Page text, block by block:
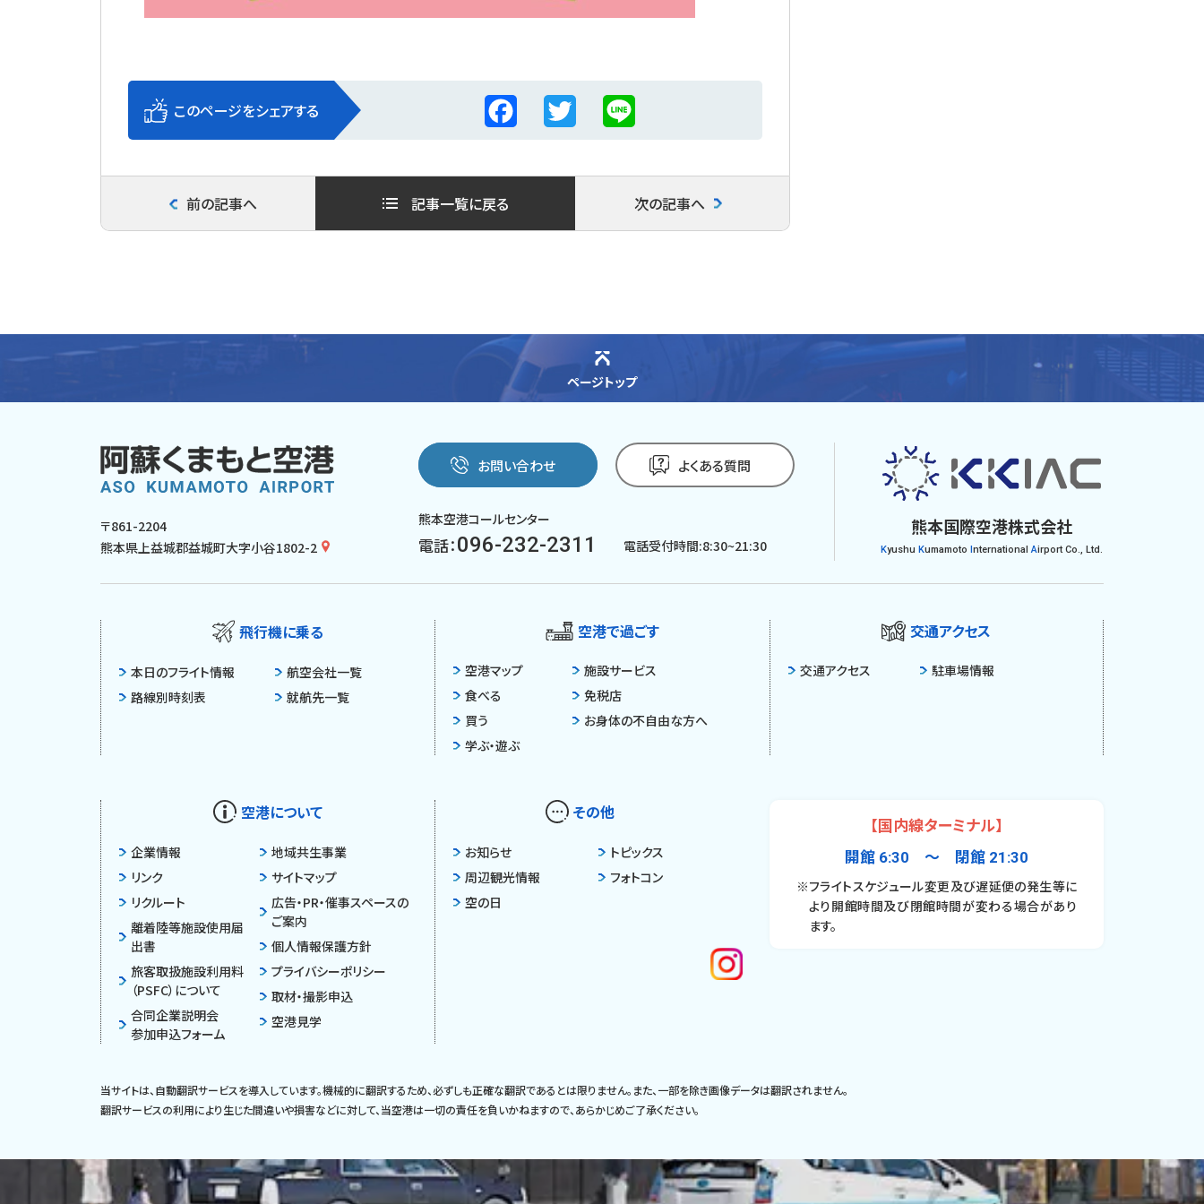
このページをシェアする
F
a
c
e
k
T
w
i
L
i
n
前の記事へ 記事一覧に戻る 次の記事へ
ページトップ
〒861-2204
熊本県上益城郡益城町大字小谷1802-2
お問い合わせ よくある質問
熊本空港コールセンター
電話：096-232-2311 電話受付時間:8:30~21:30
熊本国際空港株式会社
Kyushu Kumamoto nternationalAirport Co., Ltd.
飛行機に乗る
本日のフライト情報
路線別時刻表
航空会社一覧
就航先一覧
空港で過ごす
空港マップ
食べる
買う
学ぶ・遊ぶ
施設サービス
免税店
お身体の不自由な方へ
交通アクセス
交通アクセス 駐車場情報
空港について
企業情報
リンク
リクルート
離着陸等施設使用届
出書
旅客取扱施設利用料
（PSFC）について
合同企業説明会
参加申込フォーム
地域共生事業
サイトマップ
広告・PR・催事スペースの
ご案内
個人情報保護方針
プライバシーポリシー
取材・撮影申込
空港見学
その他
お知らせ
周辺観光情報
空の日
トピックス
フォトコン
【国内線ターミナル】
開館 6:30 〜 閉館 21:30
※フライトスケジュール変更及び遅延便の発生等に
より開館時間及び閉館時間が変わる場合があり
ます。
当サイトは、自動翻訳サービスを導入しています。機械的に翻訳するため、必ずしも正確な翻訳であるとは限りません。また、一部を除き画像データは翻訳されません。
翻訳サービスの利用により生じた間違いや損害などに対して、当空港は一切の責任を負いかねますので、あらかじめご了承ください。